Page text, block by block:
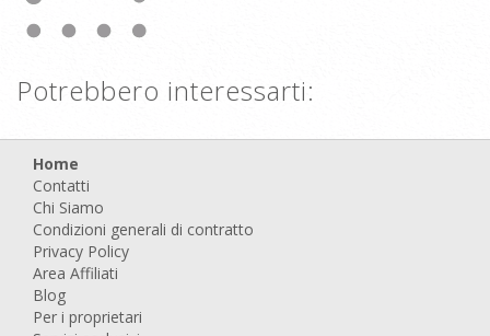
Potrebbero interessarti:
Home
Contatti
Chi Siamo
Condizioni generali di contratto
Privacy Policy
Area Affiliati
Blog
Per i proprietari